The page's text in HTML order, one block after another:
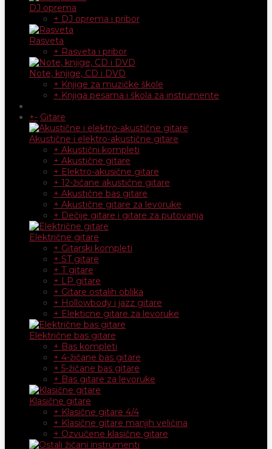
DJ oprema
+ DJ oprema i pribor
Rasveta
+ Rasveta i pribor
Note, knjige, CD i DVD
+ Knjige za muzičke škole
+ Knjiga pesama i škola za instrumente
+- Gitare
Akustične i elektro-akustične gitare
+ Akustični kompleti
+ Akustične gitare
+ Elektro-akusične gitare
+ 12-žičane akustične gitare
+ Akustične bas gitare
+ Akustične gitare za levoruke
+ Dečije gitare i gitare za putovanja
Električne gitare
+ Gitarski kompleti
+ ST gitare
+ T gitare
+ LP gitare
+ Gitare ostalih oblika
+ Hollowbody i jazz gitare
+ Elekticne gitare za levoruke
Električne bas gitare
+ Bas kompleti
+ 4-žičane bas gitare
+ 5-žičane bas gitare
+ Bas gitare za levoruke
Klasične gitare
+ Klasične gitare 4/4
+ Klasične gitare manjih veličina
+ Ozvučene klasične gitare